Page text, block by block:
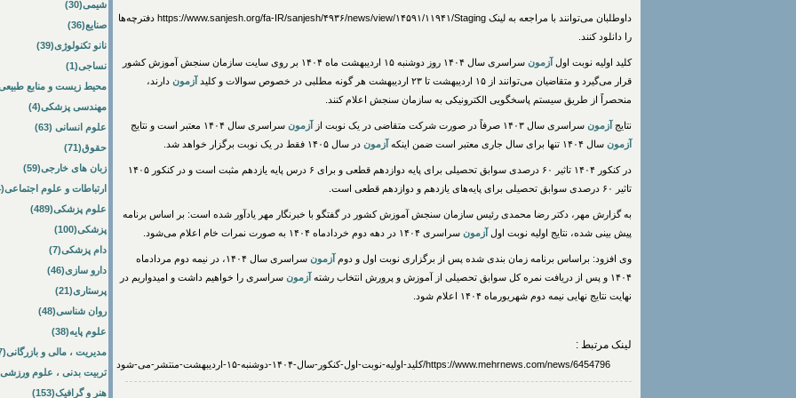
داوطلبان می‌توانند با مراجعه به لینک https://www.sanjesh.org/fa-IR/sanjesh/۴۹۳۶/news/view/۱۴۵۹۱/۱۱۹۴۱/Staging دفترچه‌ها
را دانلود کنند.
کلید اولیه نوبت اول آزمون
سراسری سال ۱۴۰۴ روز دوشنبه ۱۵ اردیبهشت ماه ۱۴۰۴ بر روی سایت سازمان سنجش آموزش کشور
قرار می‌گیرد و متقاضیان می‌توانند از ۱۵ اردیبهشت تا ۲۳ اردیبهشت هر گونه مطلبی در خصوص سوالات و کلید
آزمون دارند،
منحصراً از طریق سیستم پاسخگویی الکترونیکی به سازمان سنجش اعلام کنند.
نتایج آزمون سراسری سال ۱۴۰۳ صرفاً در صورت شرکت متقاضی در یک نوبت از آزمون سراسری سال ۱۴۰۴ معتبر است و نتایج
آزمون سال ۱۴۰۴ تنها برای سال جاری معتبر است ضمن اینکه آزمون در سال ۱۴۰۵ فقط در یک نوبت برگزار خواهد شد.
در کنکور ۱۴۰۴ تاثیر ۶۰ درصدی سوابق تحصیلی برای پایه دوازدهم قطعی و برای ۶ درس پایه یازدهم مثبت است و در کنکور ۱۴۰۵
تاثیر ۶۰ درصدی سوابق تحصیلی برای پایه‌های یازدهم و دوازدهم قطعی است.
به گزارش مهر، دکتر رضا محمدی رئیس سازمان سنجش آموزش کشور در گفتگو با خبرنگار مهر یادآور شده است: بر اساس برنامه
پیش بینی شده، نتایج اولیه نوبت اول آزمون سراسری ۱۴۰۴ در دهه دوم خردادماه ۱۴۰۴ به صورت نمرات خام اعلام می‌شود.
وی افزود: براساس برنامه زمان بندی شده پس از برگزاری نوبت اول و دوم آزمون
سراسری سال ۱۴۰۴، در نیمه دوم مردادماه
۱۴۰۴ و پس از دریافت نمره کل سوابق تحصیلی از آموزش و پرورش انتخاب رشته
آزمون سراسری را خواهیم داشت و امیدواریم در
نهایت نتایج نهایی نیمه دوم شهریورماه ۱۴۰۴ اعلام شود.
لینک مرتبط :
https://www.mehrnews.com/news/6454796/کلید-اولیه-نوبت-اول-کنکور-سال-۱۴۰۴-دوشنبه-۱۵-اردیبهشت-منتشر-می-شود
شیمی(30)
صنایع(36)
نانو تکنولوژی(39)
نساجی(1)
محیط زیست و منابع
مهندسی پزشکی(4)
علوم انسانی (63)
حقوق(71)
زبان های خارجی(59)
ارتباطات و علوم اجتماعی(84)
علوم پزشکی(489)
پزشکی(100)
دام پزشکی(7)
دارو سازی(46)
پرستاری(21)
روان شناسی(48)
علوم پایه(38)
مدیریت ، مالی و بازرگانی(57)
تربیت بدنی ، علوم
هنر و گرافیک(153)